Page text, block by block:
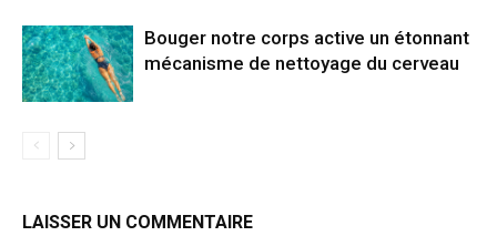
Bouger notre corps active un étonnant
mécanisme de nettoyage du cerveau
LAISSER UN COMMENTAIRE